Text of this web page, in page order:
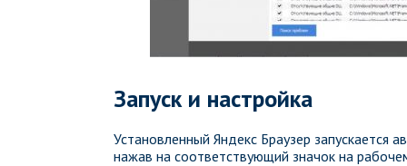
Запуск и настройка
Установленный Яндекс Браузер запускается
нажав на соответствующий значок на